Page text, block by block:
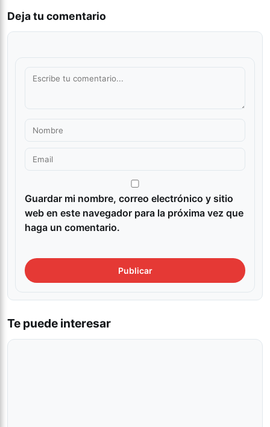
Deja tu comentario
Guardar mi nombre, correo electrónico y sitio
web en este navegador para la próxima vez que
haga un comentario.
Te puede interesar